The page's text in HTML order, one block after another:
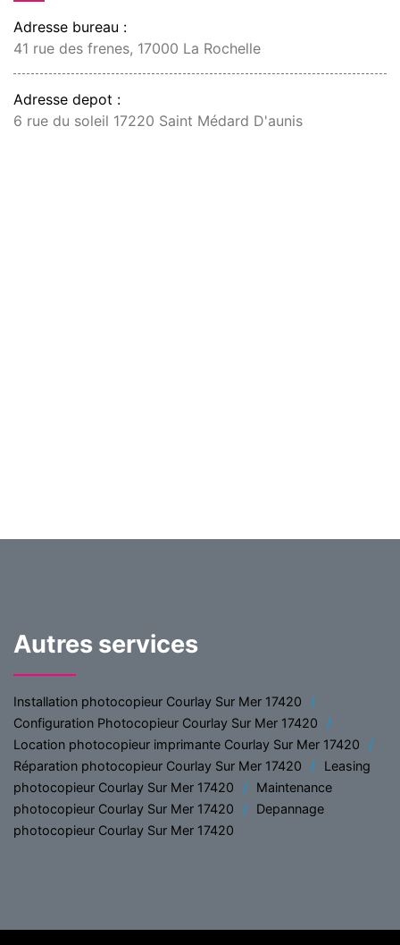
Adresse bureau :
41 rue des frenes, 17000 La Rochelle
Adresse depot :
6 rue du soleil 17220 Saint Médard D'aunis
Autres services
Installation photocopieur Courlay Sur Mer 17420
Configuration Photocopieur Courlay Sur Mer 17420
Location photocopieur imprimante Courlay Sur Mer 17420
Réparation photocopieur Courlay Sur Mer 17420
Leasing
photocopieur Courlay Sur Mer 17420
Maintenance
photocopieur Courlay Sur Mer 17420
Depannage
photocopieur Courlay Sur Mer 17420